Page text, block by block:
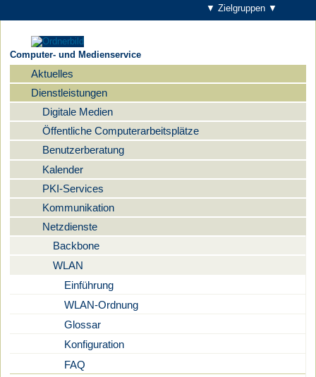
▼ Zielgruppen ▼
Computer- und Medienservice
Navigation
Aktuelles
Dienstleistungen
Digitale Medien
Öffentliche Computerarbeitsplätze
Benutzerberatung
Kalender
PKI-Services
Kommunikation
Netzdienste
Backbone
WLAN
Einführung
WLAN-Ordnung
Glossar
Konfiguration
FAQ